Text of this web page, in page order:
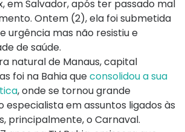
em Salvador, após ter passado mal
Ontem (2), ela foi submetida
urgência mas não resistiu e
de saúde.
natural de Manaus, capital
foi na Bahia queconsolidou a sua
, onde se tornou grande
em assuntos ligados às
principalmente, o Carnaval.